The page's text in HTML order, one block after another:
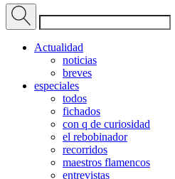
Actualidad
noticias
breves
especiales
todos
fichados
con q de curiosidad
el rebobinador
recorridos
maestros flamencos
entrevistas